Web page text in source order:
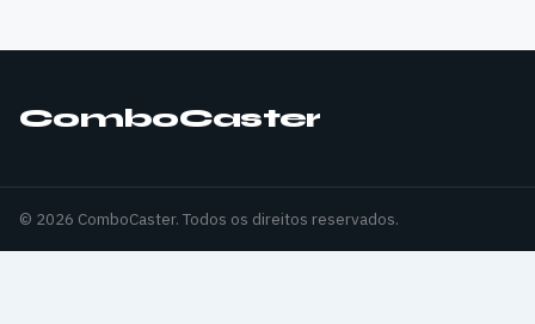
ComboCaster
© 2026 ComboCaster. Todos os direitos reservados.